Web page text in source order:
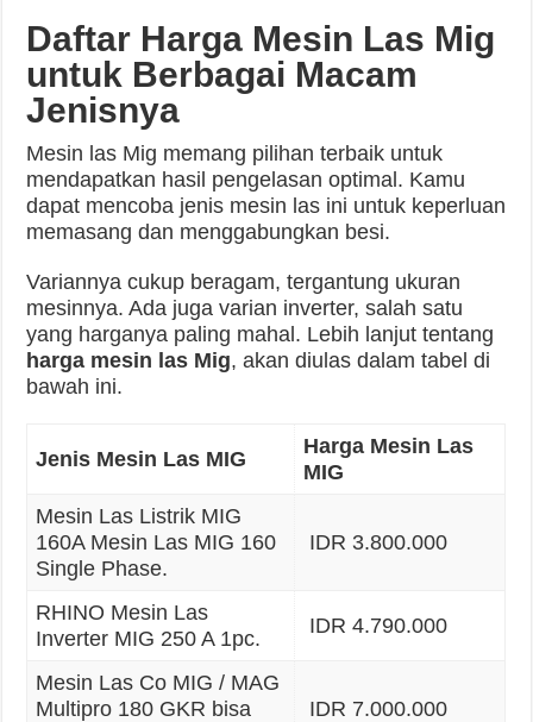
Daftar Harga Mesin Las Mig
untuk Berbagai Macam
Jenisnya
Mesin las Mig memang pilihan terbaik untuk
mendapatkan hasil pengelasan optimal. Kamu
dapat mencoba jenis mesin las ini untuk keperluan
memasang dan menggabungkan besi.
Variannya cukup beragam, tergantung ukuran
mesinnya. Ada juga varian inverter, salah satu
yang harganya paling mahal. Lebih lanjut tentang
harga mesin las Mig, akan diulas dalam tabel di
bawah ini.
Jenis Mesin Las MIG
Harga Mesin Las
MIG
Mesin Las Listrik MIG
160A Mesin Las MIG 160
Single Phase.
IDR 3.800.000
RHINO Mesin Las
Inverter MIG 250 A 1pc.
IDR 4.790.000
Mesin Las Co MIG / MAG
Multipro 180 GKR bisa
IDR 7.000.000